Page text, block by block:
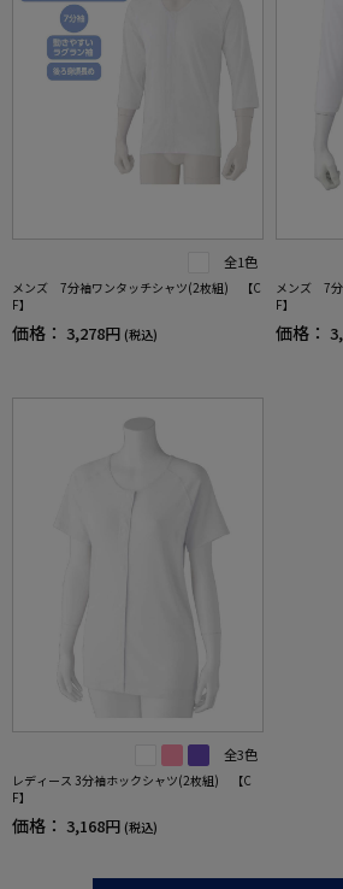
全1色
メンズ 7分袖ワンタッチシャツ(2枚組) 【C
F】
価格： 3,278円 (税込)
メンズ 7
F】
価格：
全3色
レディース 3分袖ホックシャツ(2枚組) 【C
F】
価格： 3,168円 (税込)